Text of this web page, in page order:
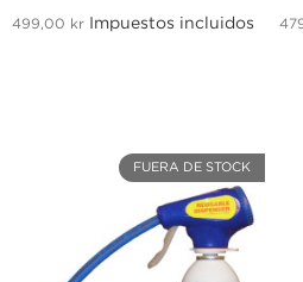
499,00 kr Impuestos incluidos
FUERA DE STOCK
MINA ÖNSKELISTOR
((confirmMessage))
((cancelText))
NOMBRE DE LA LISTA DE
Debe iniciar sesión para
lista de deseos.